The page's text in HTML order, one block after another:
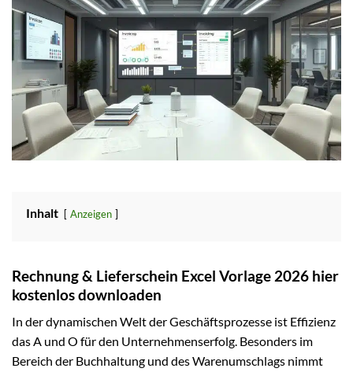
Inhalt Anzeigen
Rechnung & Lieferschein Excel Vorlage 2026 hier
kostenlos downloaden
In der dynamischen Welt der Geschäftsprozesse ist Effizienz
das A und O für den Unternehmenserfolg. Besonders im
Bereich der Buchhaltung und des Warenumschlags nimmt